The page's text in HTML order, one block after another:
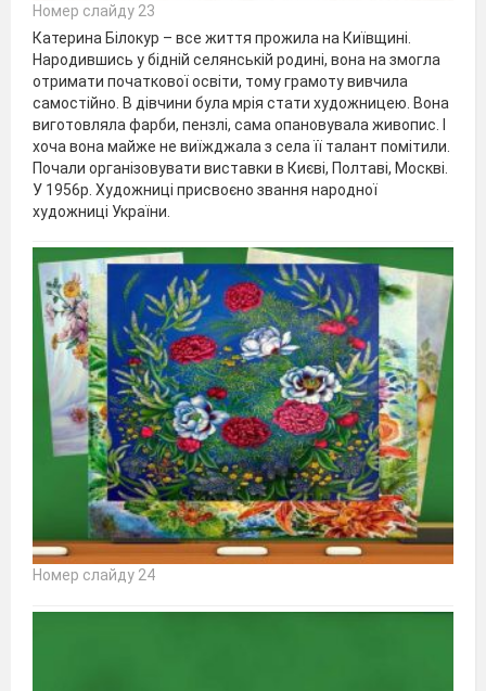
Номер слайду 23
Катерина Білокур – все життя прожила на Київщині.
Народившись у бідній селянській родині, вона на змогла
отримати початкової освіти, тому грамоту вивчила
самостійно. В дівчини була мрія стати художницею. Вона
виготовляла фарби, пензлі, сама опановувала живопис. І
хоча вона майже не виїжджала з села її талант помітили.
Почали організовувати виставки в Києві, Полтаві, Москві.
У 1956р. Художниці присвоєно звання народної
художниці України.
Номер слайду 24